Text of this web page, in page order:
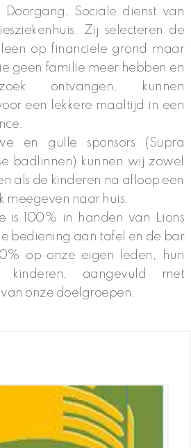
Doorgang, Sociale dienst van
Zij selecteren de
op financiële grond maar
geen familie meer hebben en
ontvangen, kunnen
een lekkere maaltijd in een
en gulle sponsors (Supra
badlinnen) kunnen wij zowel
als de kinderen na afloop een
meegeven naar huis.
is 100% in handen van Lions
bediening aan tafel en de bar
op onze eigen leden, hun
kinderen, aangevuld met
onze doelgroepen.